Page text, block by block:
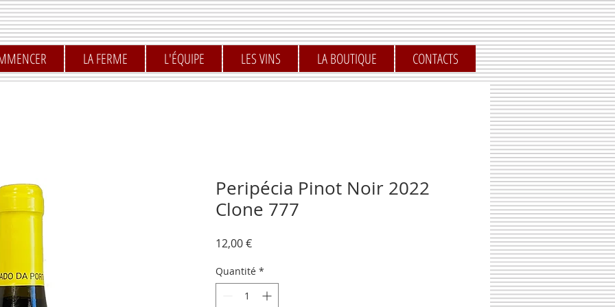
LA FERME L'ÉQUIPE LES VINS LA BOUTIQUE CONTACTS
Peripécia Pinot Noir 2022
Clone 777
12,00 €Prix
Quantité *